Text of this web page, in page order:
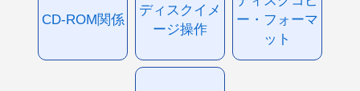
CD-ROM関係
ディスクイメ
ージ操作
ー・フォーマ
ット